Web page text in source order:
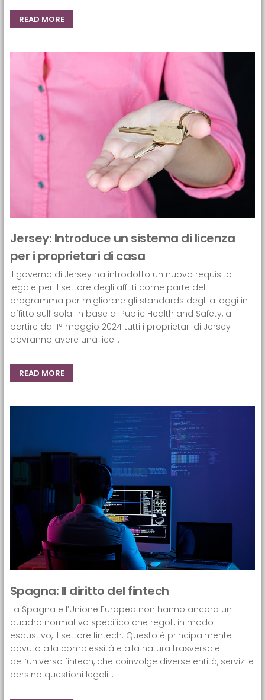
READ MORE
Jersey: Introduce un sistema di licenza
per i proprietari di casa
Il governo di Jersey ha introdotto un nuovo requisito
legale per il settore degli affitti come parte del
programma per migliorare gli standards degli alloggi in
affitto sull’isola. In base al Public Health and Safety, a
partire dal 1° maggio 2024 tutti i proprietari di Jersey
dovranno avere una lice...
READ MORE
Spagna: Il diritto del fintech
La Spagna e l’Unione Europea non hanno ancora un
quadro normativo specifico che regoli, in modo
esaustivo, il settore fintech. Questo è principalmente
dovuto alla complessità e alla natura trasversale
dell’universo fintech, che coinvolge diverse entità, servizi e
persino questioni legali...